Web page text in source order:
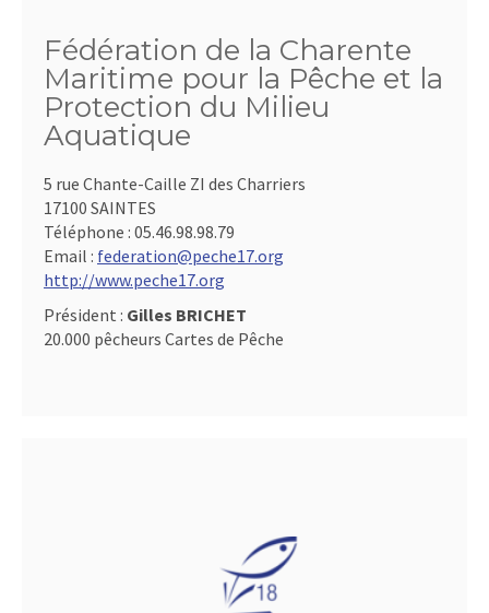
Fédération de la Charente
Maritime pour la Pêche et la
Protection du Milieu
Aquatique
5 rue Chante-Caille ZI des Charriers
17100 SAINTES
Téléphone : 05.46.98.98.79
Email : federation@peche17.org
http://www.peche17.org
Président : Gilles BRICHET
20.000 pêcheurs Cartes de Pêche